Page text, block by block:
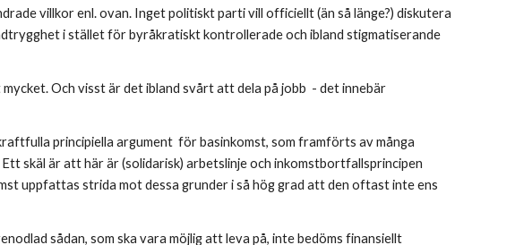
villkor enl. ovan. Inget politiskt parti vill officiellt (än så länge?) diskutera
i stället för byråkratiskt kontrollerade och ibland stigmatiserande
Och visst är det ibland svårt att dela på jobb  - det innebär
principiella argument  för basinkomst, som framförts av många
skäl är att här är (solidarisk) arbetslinje och inkomstbortfallsprincipen
uppfattas strida mot dessa grunder i så hög grad att den oftast inte ens
sådan, som ska vara möjlig att leva på, inte bedöms finansiellt